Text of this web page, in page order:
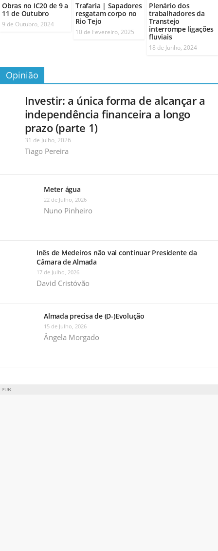
Obras no IC20 de 9 a
11 de Outubro
9 de Outubro, 2024
Trafaria | Sapadores
resgatam corpo no
Rio Tejo
10 de Fevereiro, 2025
Plenário dos
trabalhadores da
Transtejo
interrompe ligações
fluviais
18 de Junho, 2024
Opinião
Investir: a única forma de alcançar a
independência financeira a longo
prazo (parte 1)
31 de Julho, 2026
Tiago Pereira
Meter água
22 de Julho, 2026
Nuno Pinheiro
Inês de Medeiros não vai continuar Presidente da
Câmara de Almada
17 de Julho, 2026
David Cristóvão
Almada precisa de (D-)Evolução
15 de Julho, 2026
Ângela Morgado
PUB